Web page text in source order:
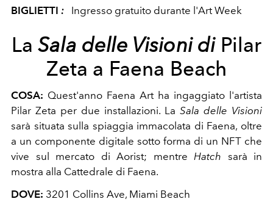
BIGLIETTI : Ingresso gratuito durante l'Art Week
LaSala delle Visioni diPilar
Zeta a Faena Beach
COSA: Quest'anno Faena Art ha ingaggiato l'artista
Pilar Zeta per due installazioni. La Sala delle Visioni
sarà situata sulla spiaggia immacolata di Faena, oltre
a un componente digitale sotto forma di un NFT che
vive sul mercato di Aorist; mentre Hatch sarà in
mostra alla Cattedrale di Faena.
DOVE: 3201 Collins Ave, Miami Beach